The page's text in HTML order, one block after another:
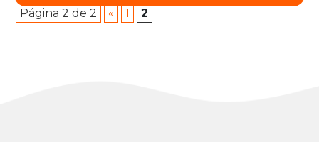
Página 2 de 2 « 1 2